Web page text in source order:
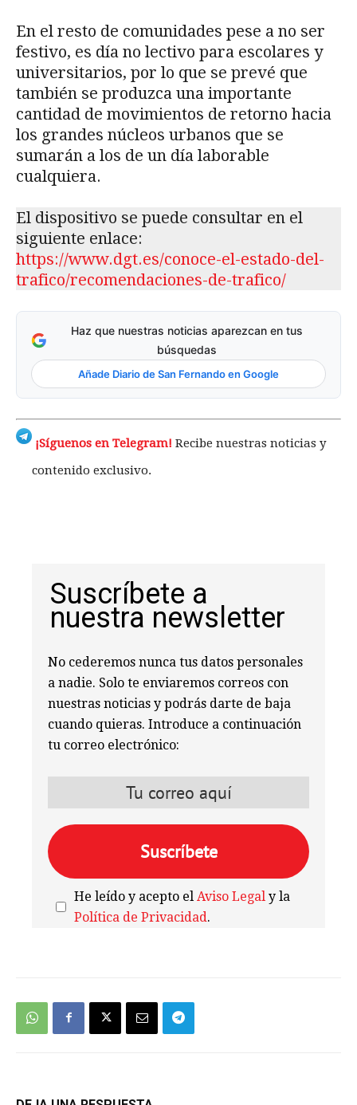
En el resto de comunidades pese a no ser
festivo, es día no lectivo para escolares y
universitarios, por lo que se prevé que
también se produzca una importante
cantidad de movimientos de retorno hacia
los grandes núcleos urbanos que se
sumarán a los de un día laborable
cualquiera.
El dispositivo se puede consultar en el
siguiente enlace:
https://www.dgt.es/conoce-el-estado-del-
trafico/recomendaciones-de-trafico/
Haz que nuestras noticias aparezcan en tus
búsquedas
Añade Diario de San Fernando en Google
¡Síguenos en Telegram! Recibe nuestras noticias y
contenido exclusivo.
Suscríbete a
nuestra newsletter
No cederemos nunca tus datos personales
a nadie. Solo te enviaremos correos con
nuestras noticias y podrás darte de baja
cuando quieras. Introduce a continuación
tu correo electrónico:
He leído y acepto el Aviso Legal y la
Política de Privacidad.